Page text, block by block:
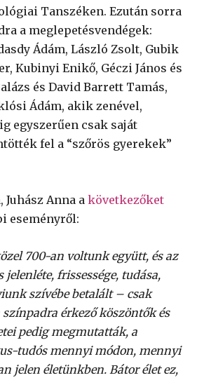
Tanszéken. Ezután sorra
a meglepetésvendégek:
Ádám, László Zsolt, Gubik
Kubinyi Enikő, Géczi János és
és David Barrett Tamás,
Ádám, akik zenével,
egyszerűen csak saját
fel a “szőrös gyerekek”
Juhász Anna a következőket
eseményről:
700-an voltunk együtt, és az
frissessége, tudása,
szívébe betalált – csak
érkező köszöntők és
pedig megmutatták, a
tudós mennyi módon, mennyi
jelen életünkben. Bátor élet ez,